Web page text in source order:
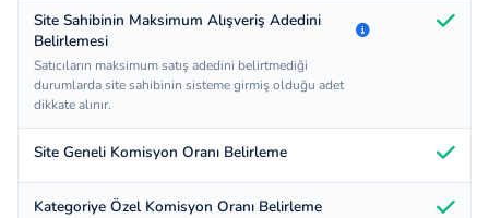
Site Sahibinin Maksimum Alışveriş Adedini
Belirlemesi
Satıcıların maksimum satış adedini belirtmediği
durumlarda site sahibinin sisteme girmiş olduğu adet
dikkate alınır.
Site Geneli Komisyon Oranı Belirleme
Kategoriye Özel Komisyon Oranı Belirleme